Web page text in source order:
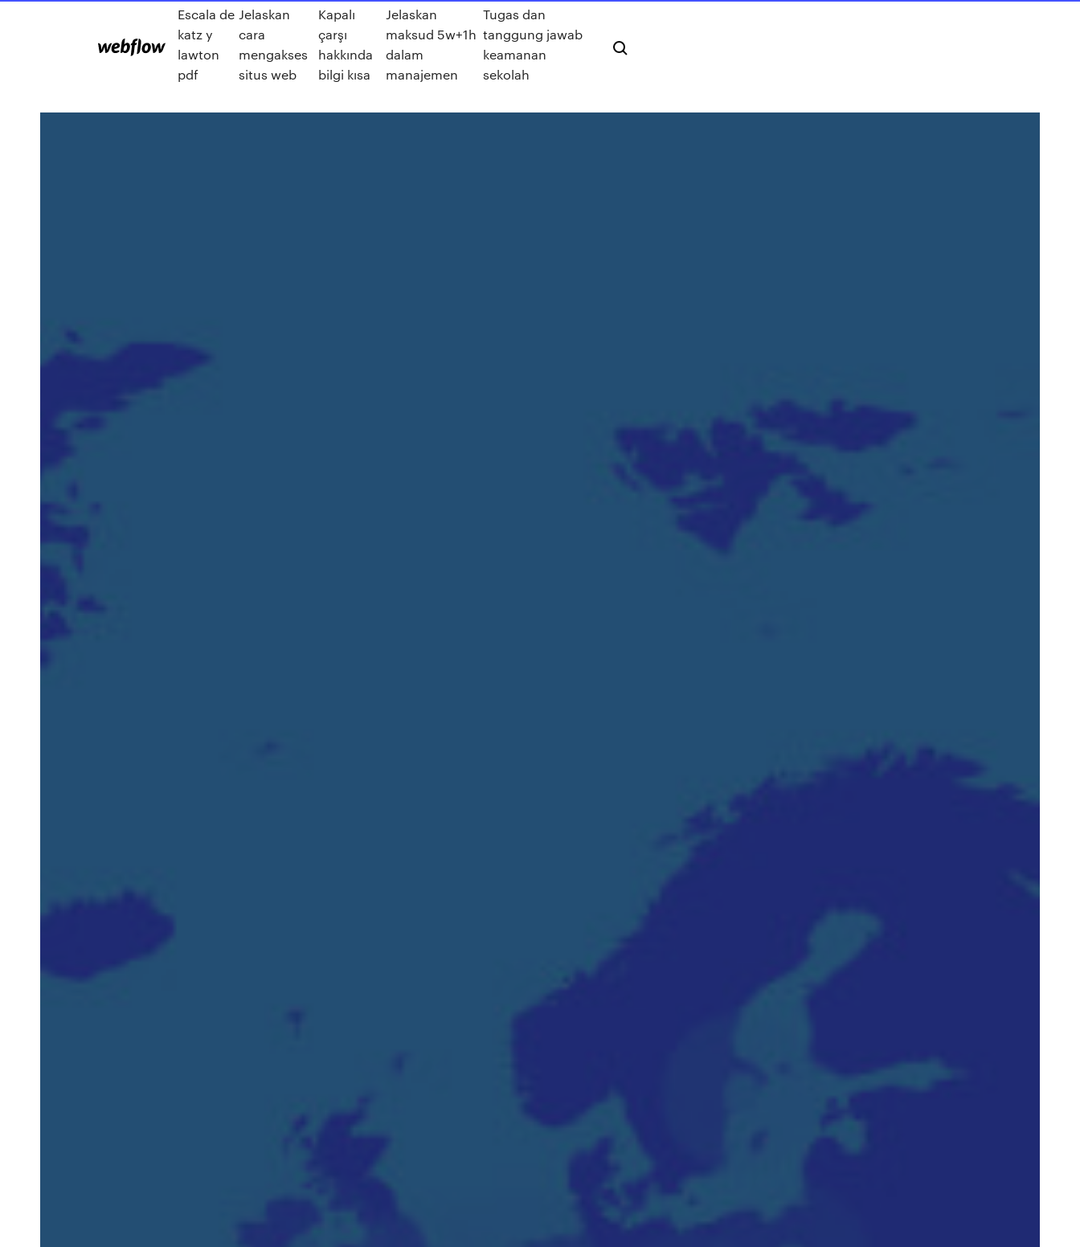
Escala de
katz y
lawton
pdf
Jelaskan
cara
mengakses
situs web
Kapalı
çarşı
hakkında
bilgi kısa
Jelaskan
maksud 5w+1h
dalam
manajemen
Tugas dan
tanggung jawab
keamanan
sekolah